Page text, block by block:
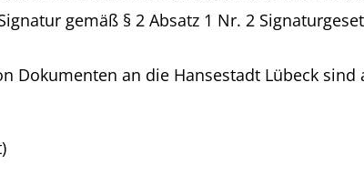
gemäß § 2 Absatz 1 Nr. 2
Dokumenten an die Hansestadt Lübeck